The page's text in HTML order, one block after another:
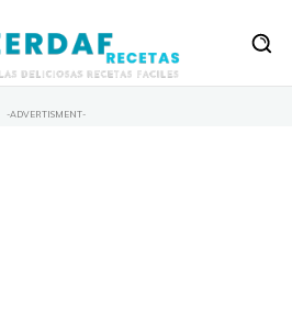
-ADVERTISMENT-